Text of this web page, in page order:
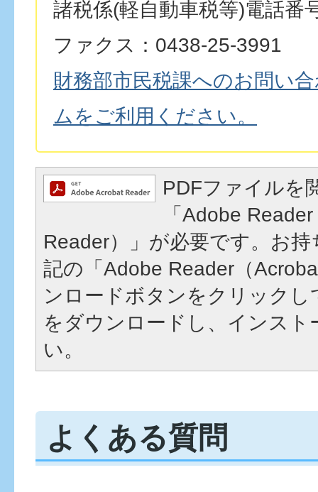
諸税係(軽自動車税等)電話番
ファクス：0438-25-3991
財務部市民税課へのお問い
ムをご利用ください。
PDFファイルを
「Adobe
Reader）」が必要です。お
記の「Adobe Reader（
ンロードボタンをクリック
をダウンロードし、インスト
い。
よくある質問